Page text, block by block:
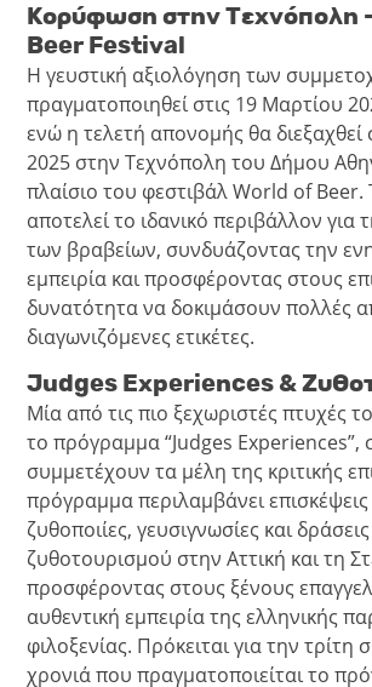
Κορύφωση στην Τεχνόπολη
Beer Festival
Η γευστική αξιολόγηση των
πραγματοποιηθεί στις 19 Μαρτίου
ενώ η τελετή απονομής θα διεξαχθεί
2025 στην Τεχνόπολη του Δήμου
πλαίσιο του φεστιβάλ World of Beer.
αποτελεί το ιδανικό περιβάλλον για
των βραβείων, συνδυάζοντας την
εμπειρία και προσφέροντας στους
δυνατότητα να δοκιμάσουν πολλές
διαγωνιζόμενες ετικέτες.
Judges Experiences &
Μία από τις πιο ξεχωριστές πτυχές
το πρόγραμμα “Judges Experiences”,
συμμετέχουν τα μέλη της κριτικής
πρόγραμμα περιλαμβάνει επισκέψεις
ζυθοποιίες, γευσιγνωσίες και δράσεις
ζυθοτουρισμού στην Αττική και τη
προσφέροντας στους ξένους
αυθεντική εμπειρία της ελληνικής
φιλοξενίας. Πρόκειται για την τρίτη
χρονιά που πραγματοποιείται το